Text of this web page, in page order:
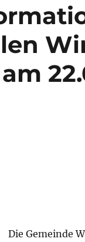
Die Gemeinde